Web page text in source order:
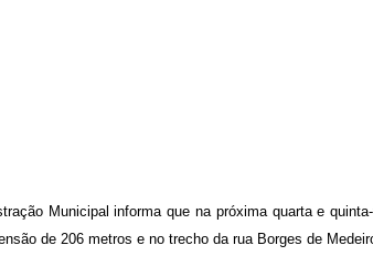
Municipal informa que na próxima quarta e
de 206 metros e no trecho da rua Borges de